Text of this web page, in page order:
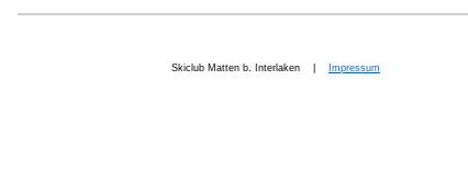
Skiclub Matten b. Interlaken | Impressum